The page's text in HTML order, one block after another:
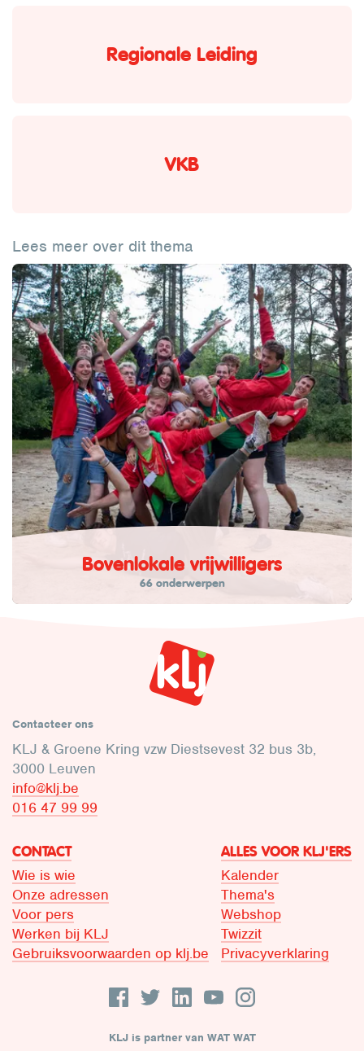
Regionale Leiding
VKB
Lees meer over dit thema
Bovenlokale vrijwilligers
66 onderwerpen
Contacteer ons
KLJ & Groene Kring vzw Diestsevest 32 bus 3b,
3000 Leuven
info@klj.be​
016 47 99 99
CONTACT
Wie is wie
Onze adressen
Voor pers
Werken bij KLJ
Gebruiksvoorwaarden op klj.be
ALLES VOOR KLJ'ERS
Kalender
Thema's
Webshop
Twizzit
Privacyverklaring
KLJ is partner van WAT WAT